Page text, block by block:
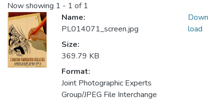
Now showing 1 - 1 of 1
Name:
PL014071_screen.jpg
Size:
369.79 KB
Format:
Joint Photographic Experts
Group/JPEG File Interchange
Down
load